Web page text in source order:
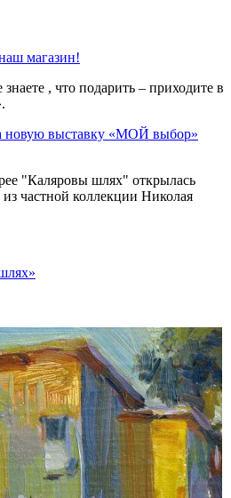
магазин!
, что подарить – приходите в
новую выставку «МОЙ выбор»
"Каляровы шлях" открылась
частной коллекции Николая